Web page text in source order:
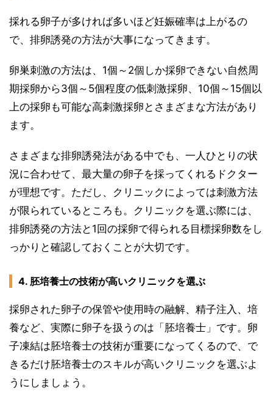
採れる卵子が多ければ多いほど妊娠確率は上がるの
で、排卵誘発の方法が大事になってきます。
卵巣刺激の方法は、1個～2個しか採卵できない自然周
期採卵から3個～5個程度の低刺激採卵、10個～15個以
上の採卵も可能な高刺激採卵とさまざまな方法があり
ます。
さまざまな排卵誘発法がある中でも、一人ひとりの状
況に合わせて、最大量の卵子を採ってくれるドクター
が理想です。ただし、クリニックによっては刺激方法
が限られているところも。クリニックを選ぶ際には、
排卵誘発の方法と1回の採卵で得られる目標採卵数をし
っかりと確認しておくことが大切です。
4. 胚培養士の技術が高いクリニックを選ぶ
採卵された卵子の保管や使用時の融解、精子注入、培
養など、実際に卵子を扱うのは「胚培養士」です。卵
子凍結は胚培養士の技術が重要になってくるので、で
きるだけ胚培養士のスキルが高いクリニックを選ぶよ
うにしましょう。